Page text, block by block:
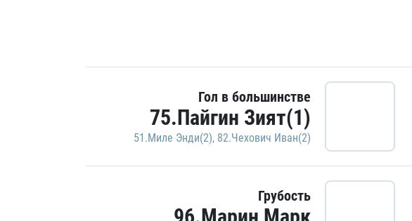
Гол в большинстве
75.Пайгин Зият(1)
51.Миле Энди(2), 82.Чехович Иван(2)
Грубость